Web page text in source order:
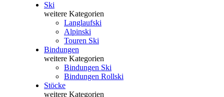
Ski
weitere Kategorien
Langlaufski
Alpinski
Touren Ski
Bindungen
weitere Kategorien
Bindungen Ski
Bindungen Rollski
Stöcke
weitere Kategorien